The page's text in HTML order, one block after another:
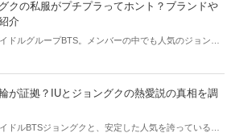
クの私服がプチプラってホント？ブランドや
介
ドルグループBTS。メンバーの中でも人気のジョング
用しているプチプラブランドや私服コーデをご紹介しま
が証拠？IUとジョングクの熱愛説の真相を調
ドルBTSジョングクと、安定した人気を誇っている歌